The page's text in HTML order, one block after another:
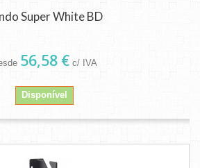
Super White BD
56,58 € c/ IVA
Disponível